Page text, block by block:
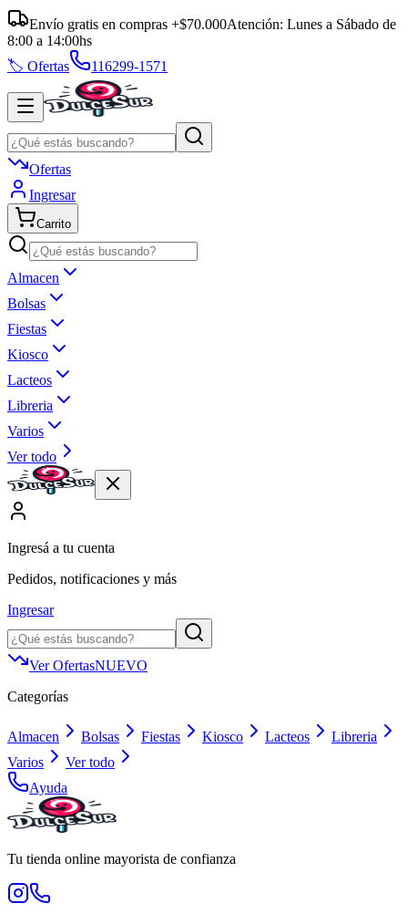
Envío gratis en compras +$70.000Atención: Lunes a Sábado de
8:00 a 14:00hs
🏷️ Ofertas
116299-1571
Ofertas
Ingresar
Carrito
Almacen
Bolsas
Fiestas
Kiosco
Lacteos
Libreria
Varios
Ver todo
Ingresá a tu cuenta
Pedidos, notificaciones y más
Ingresar
Ver OfertasNUEVO
Categorías
Almacen Bolsas Fiestas Kiosco Lacteos
Libreria
Varios
Ver todo
Ayuda
Tu tienda online mayorista de confianza